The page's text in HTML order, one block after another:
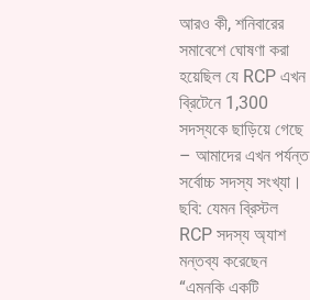
আরও কী, শনিবারের
সমাবেশে ঘোষণা করা
হয়েছিল যে RCP এখন
ব্রিটেনে 1,300
সদস্যকে ছাড়িয়ে গেছে
– আমাদের এখন পর্যন্ত
সর্বোচ্চ সদস্য সংখ্যা।
ছবি: যেমন ব্রিস্টল
RCP সদস্য অ্যাশ
মন্তব্য করেছেন
“এমনকি একটি